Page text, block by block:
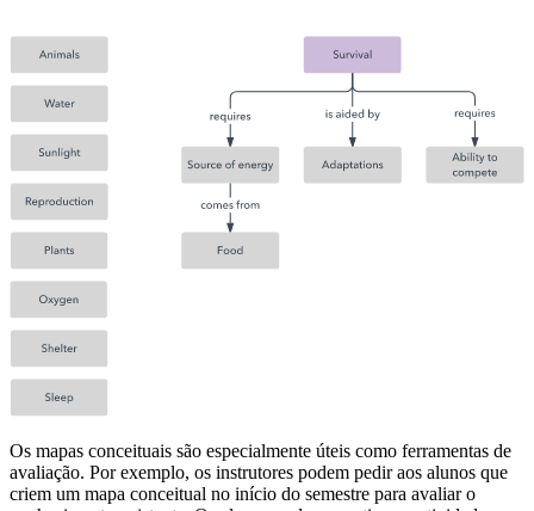
Os mapas conceituais são especialmente úteis como ferramentas de
avaliação. Por exemplo, os instrutores podem pedir aos alunos que
criem um mapa conceitual no início do semestre para avaliar o